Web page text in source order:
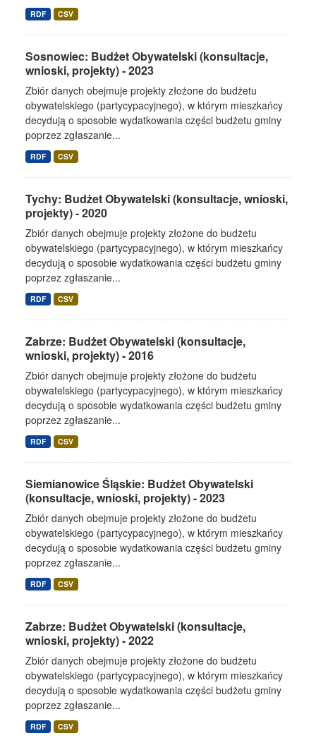
RDF CSV
Sosnowiec: Budżet Obywatelski (konsultacje,
wnioski, projekty) - 2023
Zbiór danych obejmuje projekty złożone do budżetu
obywatelskiego (partycypacyjnego), w którym mieszkańcy
decydują o sposobie wydatkowania części budżetu gminy
poprzez zgłaszanie...
RDF CSV
Tychy: Budżet Obywatelski (konsultacje, wnioski,
projekty) - 2020
Zbiór danych obejmuje projekty złożone do budżetu
obywatelskiego (partycypacyjnego), w którym mieszkańcy
decydują o sposobie wydatkowania części budżetu gminy
poprzez zgłaszanie...
RDF CSV
Zabrze: Budżet Obywatelski (konsultacje,
wnioski, projekty) - 2016
Zbiór danych obejmuje projekty złożone do budżetu
obywatelskiego (partycypacyjnego), w którym mieszkańcy
decydują o sposobie wydatkowania części budżetu gminy
poprzez zgłaszanie...
RDF CSV
Siemianowice Śląskie: Budżet Obywatelski
(konsultacje, wnioski, projekty) - 2023
Zbiór danych obejmuje projekty złożone do budżetu
obywatelskiego (partycypacyjnego), w którym mieszkańcy
decydują o sposobie wydatkowania części budżetu gminy
poprzez zgłaszanie...
RDF CSV
Zabrze: Budżet Obywatelski (konsultacje,
wnioski, projekty) - 2022
Zbiór danych obejmuje projekty złożone do budżetu
obywatelskiego (partycypacyjnego), w którym mieszkańcy
decydują o sposobie wydatkowania części budżetu gminy
poprzez zgłaszanie...
RDF CSV